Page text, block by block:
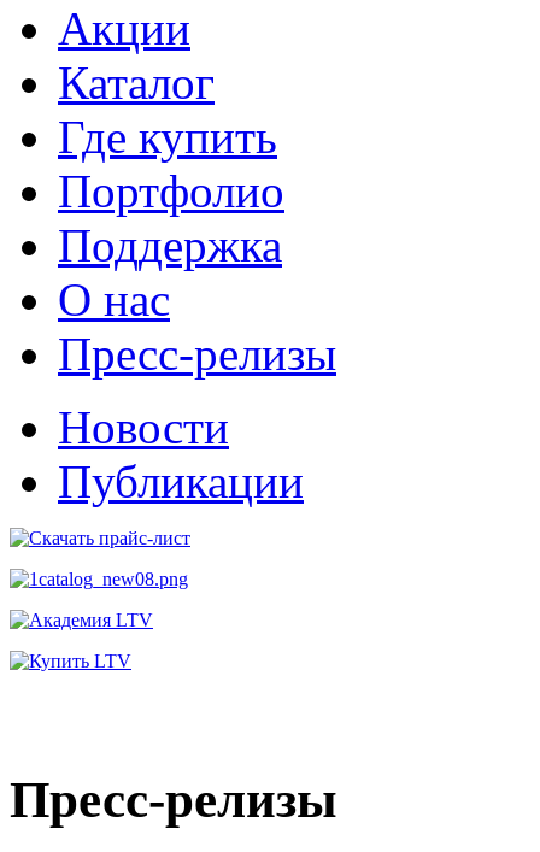
Акции
Каталог
Где купить
Портфолио
Поддержка
О нас
Пресс-релизы
Новости
Публикации
Пресс-релизы